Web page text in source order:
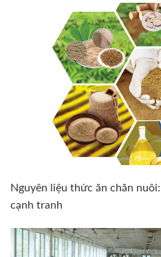
Nguyên liệu thức ăn chăn
cạnh tranh